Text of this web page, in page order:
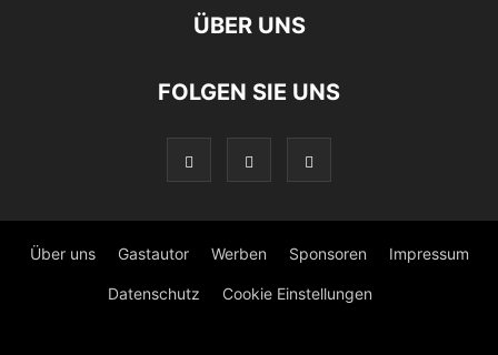
ÜBER UNS
FOLGEN SIE UNS
Über uns Gastautor Werben Sponsoren Impressum
Datenschutz Cookie Einstellungen